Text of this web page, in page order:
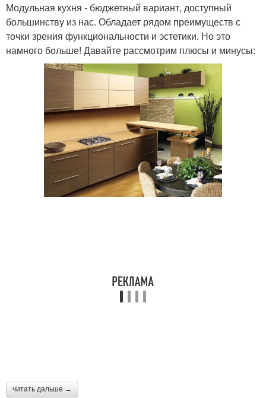
Модульная кухня - бюджетный вариант, доступный
большинству из нас. Обладает рядом преимуществ с
точки зрения функциональности и эстетики. Но это
намного больше! Давайте рассмотрим плюсы и минусы:
читать дальше →